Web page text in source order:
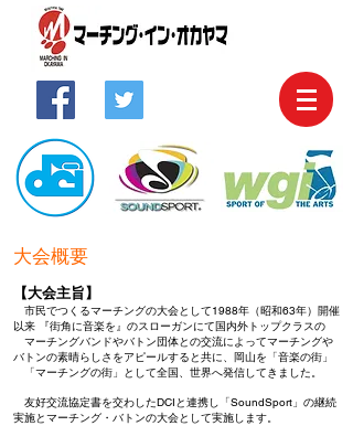
大会概要
【大会主旨】
市民でつくるマーチングの大会として1988年（昭和63年）開催
以来 『街角に音楽を』のスローガンにて国内外トップクラスの
マーチングバンドやバトン団体との交流によってマーチングや
バトンの素晴らしさをアピールすると共に、岡山を「音楽の街」
「マーチングの街」として全国、世界へ発信してきました。
友好交流協定書を交わしたDCIと連携し「SoundSport」の継続
実施とマーチング・バトンの大会として実施します。